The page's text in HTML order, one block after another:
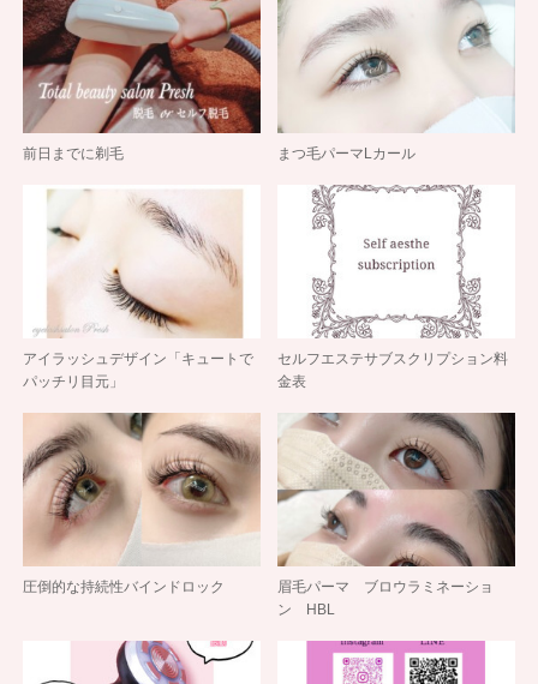
前日までに剃毛 まつ毛パーマLカール
アイラッシュデザイン「キュートで
パッチリ目元」
セルフエステサブスクリプション料
金表
圧倒的な持続性バインドロック
眉毛パーマ ブロウラミネーショ
ン HBL